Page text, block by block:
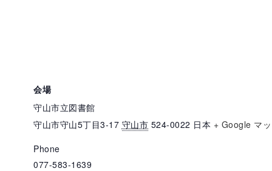
会場
守山市立図書館
守山市守山5丁目3-17 守山市 524-0022 日本 + Google マ
Phone
077-583-1639